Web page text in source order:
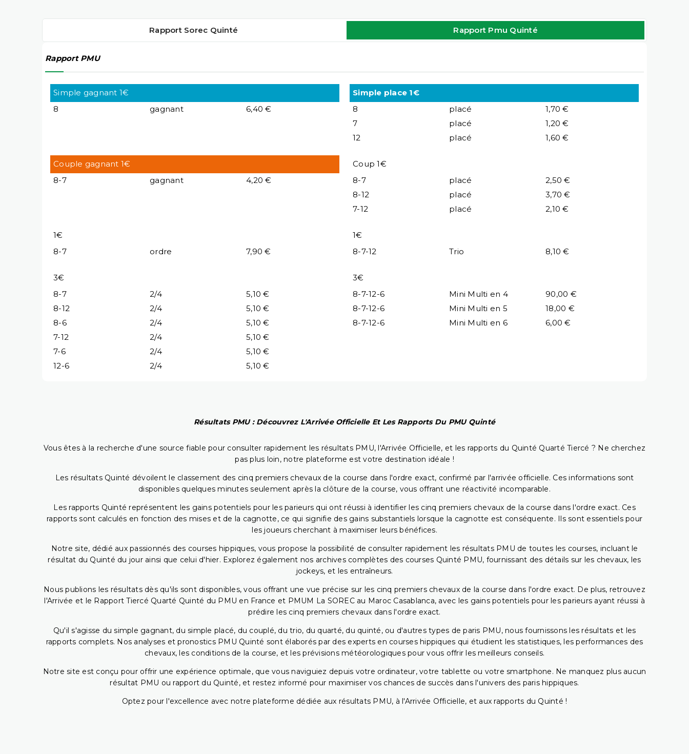
Rapport Sorec Quinté Rapport Pmu Quinté
Rapport PMU
Simple gagnant 1€
8
gagnant 6,40 €
Simple place 1€
8
placé
1,70 €
7
placé
1,20 €
12
placé 1,60 €
Couple gagnant 1€
8-7
gagnant 4,20 €
Coup 1€
8-7
placé
2,50 €
8-12
placé
3,70 €
7-12
placé 2,10 €
1€
8-7
ordre 7,90 €
1€
8-7-12
Trio 8,10 €
3€
8-7
2/4
5,10 €
8-12
2/4
5,10 €
8-6
2/4
5,10 €
7-12
2/4
5,10 €
7-6
2/4
5,10 €
12-6
2/4 5,10 €
3€
8-7-12-6
Mini Multi en 4
90,00 €
8-7-12-6
Mini Multi en 5
18,00 €
8-7-12-6
Mini Multi en 6 6,00 €
Résultats PMU : Découvrez L'Arrivée Officielle Et Les Rapports Du PMU Quinté
Vous êtes à la recherche d'une source fiable pour consulter rapidement les résultats PMU, l'Arrivée Officielle, et les rapports du Quinté Quarté Tiercé ? Ne cherchez
pas plus loin, notre plateforme est votre destination idéale !
Les résultats Quinté dévoilent le classement des cinq premiers chevaux de la course dans l'ordre exact, confirmé par l'arrivée officielle. Ces informations sont
disponibles quelques minutes seulement après la clôture de la course, vous offrant une réactivité incomparable.
Les rapports Quinté représentent les gains potentiels pour les parieurs qui ont réussi à identifier les cinq premiers chevaux de la course dans l'ordre exact. Ces
rapports sont calculés en fonction des mises et de la cagnotte, ce qui signifie des gains substantiels lorsque la cagnotte est conséquente. Ils sont essentiels pour
les joueurs cherchant à maximiser leurs bénéfices.
Notre site, dédié aux passionnés des courses hippiques, vous propose la possibilité de consulter rapidement les résultats PMU de toutes les courses, incluant le
résultat du Quinté du jour ainsi que celui d'hier. Explorez également nos archives complètes des courses Quinté PMU, fournissant des détails sur les chevaux, les
jockeys, et les entraîneurs.
Nous publions les résultats dès qu'ils sont disponibles, vous offrant une vue précise sur les cinq premiers chevaux de la course dans l'ordre exact. De plus, retrouvez
l'Arrivée et le Rapport Tiercé Quarté Quinté du PMU en France et PMUM La SOREC au Maroc Casablanca, avec les gains potentiels pour les parieurs ayant réussi à
prédire les cinq premiers chevaux dans l'ordre exact.
Qu'il s'agisse du simple gagnant, du simple placé, du couplé, du trio, du quarté, du quinté, ou d'autres types de paris PMU, nous fournissons les résultats et les
rapports complets. Nos analyses et pronostics PMU Quinté sont élaborés par des experts en courses hippiques qui étudient les statistiques, les performances des
chevaux, les conditions de la course, et les prévisions météorologiques pour vous offrir les meilleurs conseils.
Notre site est conçu pour offrir une expérience optimale, que vous naviguiez depuis votre ordinateur, votre tablette ou votre smartphone. Ne manquez plus aucun
résultat PMU ou rapport du Quinté, et restez informé pour maximiser vos chances de succès dans l'univers des paris hippiques.
Optez pour l'excellence avec notre plateforme dédiée aux résultats PMU, à l'Arrivée Officielle, et aux rapports du Quinté !